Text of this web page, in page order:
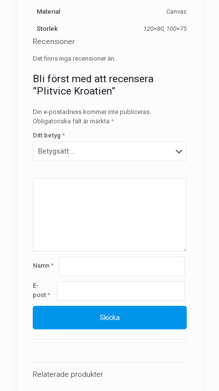
Material Canvas
Storlek 120×80, 100×75
Recensioner
Det finns inga recensioner än.
Bli först med att recensera
”Plitvice Kroatien”
Din e-postadress kommer inte publiceras.
Obligatoriska fält är märkta *
Ditt betyg *
Namn *
E-
post *
Relaterade produkter